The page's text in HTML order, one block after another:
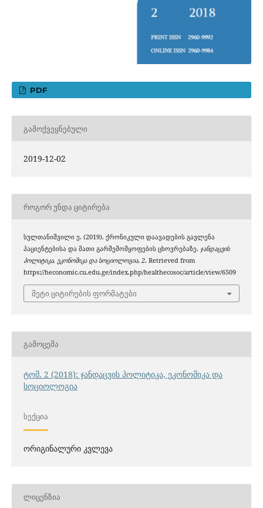
PDF
ᲒᲐᲛᲝᲥᲕᲔᲧᲜᲔᲑᲣᲚᲘ
2019-12-02
ᲠᲝᲒᲝᲠ ᲣᲜᲓᲐ ᲪᲘᲢᲘᲠᲔᲑᲐ
სულთანიშვილი ე. (2019). ქრონიკული დაავადების გავლენა
პაციენტებისა და მათი გარშემომყოფების ცხოვრებაზე. ჯანდაცვის
პოლიტიკა, ეკონომიკა და სოციოლოგია, 2. Retrieved from
https://heconomic.cu.edu.ge/index.php/healthecosoc/article/view/6509
მეტი ციტირების ფორმატები
ᲒᲐᲛᲝᲪᲔᲛᲐ
ტომ. 2 (2018): ჯანდაცვის პოლიტიკა, ეკონომიკა და
სოციოლოგია
ᲡᲔᲥᲪᲘᲐ
ორიგინალური კვლევა
ᲚᲘᲪᲔᲜᲖᲘᲐ